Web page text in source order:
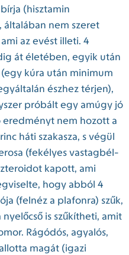
(hisztamin
nem szeret
az evést illeti. 4
át életében, egyik után
kúra után minimum
észhez térjen),
próbált egy amúgy jó
nem hozott a
háti szakasza, s végül
(fekélyes vastagbél-
kapott, ami
hogy abból 4
(felnéz a plafonra) szűk,
is szűkítheti, amit
Rágódós, agyalós,
magát (igazi